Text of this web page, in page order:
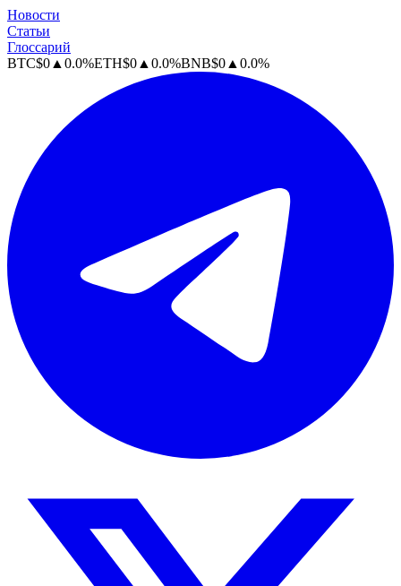
Новости
Статьи
Глоссарий
BTC$0 ▲ 0.0%ETH$0 ▲ 0.0%BNB$0 ▲ 0.0%